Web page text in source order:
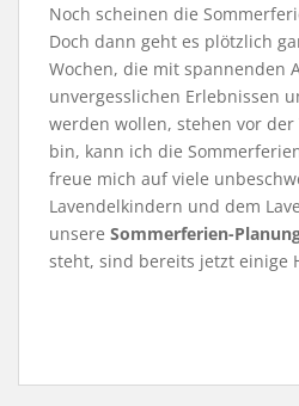
Noch scheinen die
Doch dann geht es plötzlich
Wochen, die mit spannenden
unvergesslichen Erlebnissen
werden wollen, stehen vor
bin, kann ich die
freue mich auf viele
Lavendelkindern und dem
unsere Sommerferien-
steht, sind bereits jetzt einige